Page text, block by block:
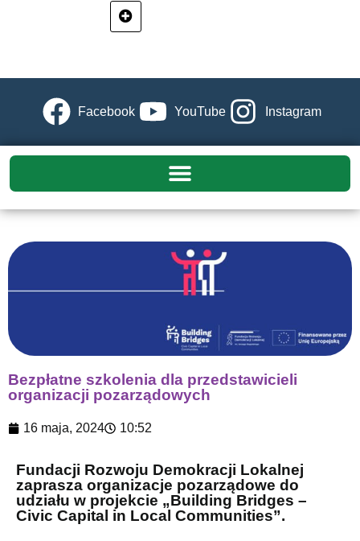
Facebook YouTube Instagram
Bezpłatne szkolenia dla przedstawicieli
organizacji pozarządowych
16 maja, 2024 10:52
Fundacji Rozwoju Demokracji Lokalnej
zaprasza organizacje pozarządowe do
udziału w projekcie „Building Bridges –
Civic Capital in Local Communities”.